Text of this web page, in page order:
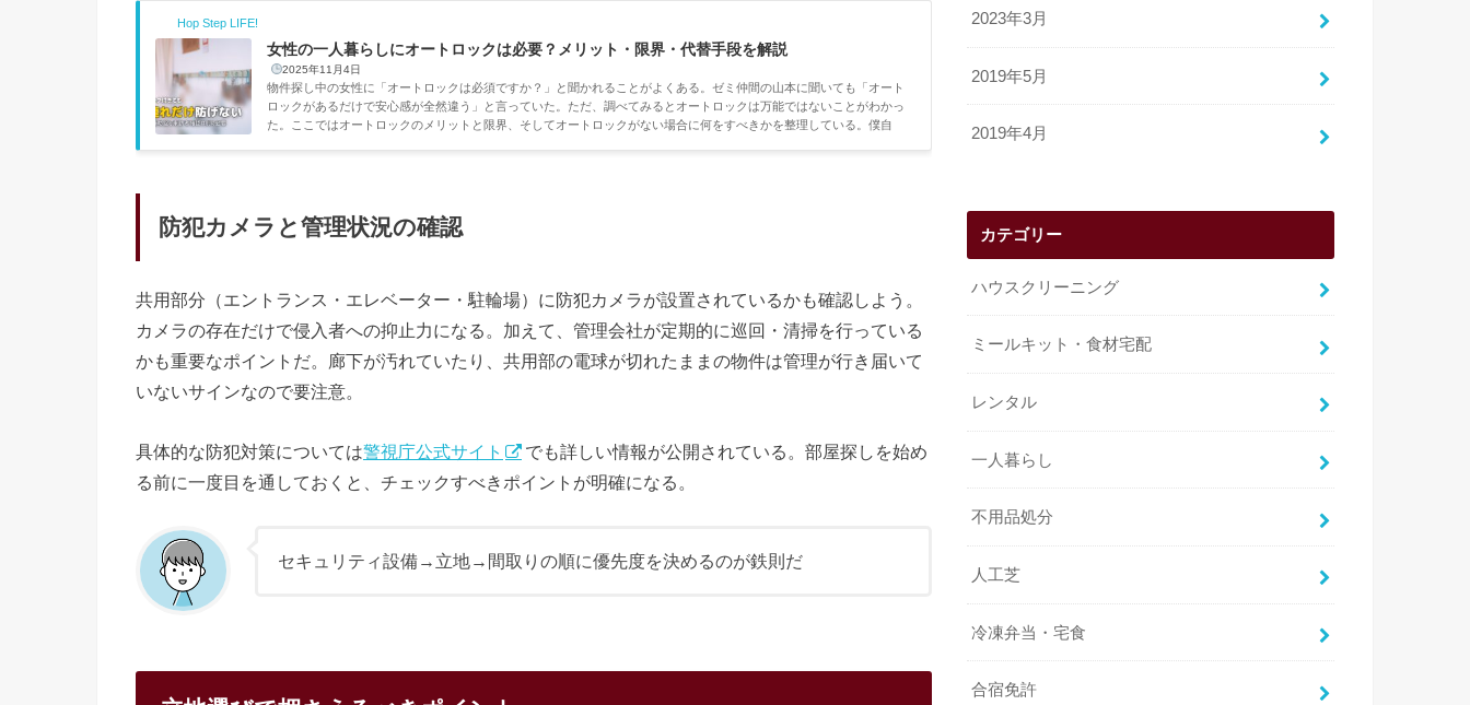
Hop Step LIFE!
女性の一人暮らしにオートロックは必要？メリット・限界・代替手段を解説
2025年11月4日
物件探し中の女性に「オートロックは必須ですか？」と聞かれることがよくある。ゼミ仲間の山本に聞いても「オート
ロックがあるだけで安心感が全然違う」と言っていた。ただ、調べてみるとオートロックは万能ではないことがわかっ
た。ここではオートロックのメリットと限界、そしてオートロックがない場合に何をすべきかを整理している。僕自
防犯カメラと管理状況の確認
共用部分（エントランス・エレベーター・駐輪場）に防犯カメラが設置されているかも確認しよう。
カメラの存在だけで侵入者への抑止力になる。加えて、管理会社が定期的に巡回・清掃を行っている
かも重要なポイントだ。廊下が汚れていたり、共用部の電球が切れたままの物件は管理が行き届いて
いないサインなので要注意。
具体的な防犯対策については警視庁公式サイト
でも詳しい情報が公開されている。部屋探しを始め
る前に一度目を通しておくと、チェックすべきポイントが明確になる。
セキュリティ設備→立地→間取りの順に優先度を決めるのが鉄則だ
2023年3月
2019年5月
2019年4月
カテゴリー
ハウスクリーニング
ミールキット・食材宅配
レンタル
一人暮らし
不用品処分
人工芝
冷凍弁当・宅食
合宿免許